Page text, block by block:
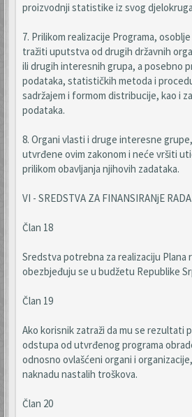
proizvodnji statistike iz svog
7. Prilikom realizacije Programa,
tražiti uputstva od drugih državnih
ili drugih interesnih grupa, a posebno
podataka, statističkih metoda i
sadržajem i formom distribucije, kao i
podataka.
8. Organi vlasti i druge interesne
utvrđene ovim zakonom i neće vršiti
prilikom obavljanja njihovih zadataka.
VI - SREDSTVA ZA FINANSIRANjE
Član 18
Sredstva potrebna za realizaciju Plana
obezbjeđuju se u budžetu Republike
Član 19
Ako korisnik zatraži da mu se rezultati
odstupa od utvrđenog programa
odnosno ovlašćeni organi i
naknadu nastalih troškova.
Član 20